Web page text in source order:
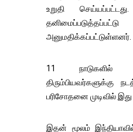
உறுதி
அனுமதிக்கப்பட்டுள்ளனர்.
11 நாடுகளில்
திரும்பியவர்களுக்கு
பரிசோதனை முடிவில்
இதன் மூலம்